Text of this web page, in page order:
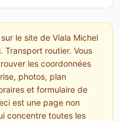
le site de Viala Michel
Transport routier. Vous
les coordonnées
photos, plan
et formulaire de
est une page non
concentre toutes les